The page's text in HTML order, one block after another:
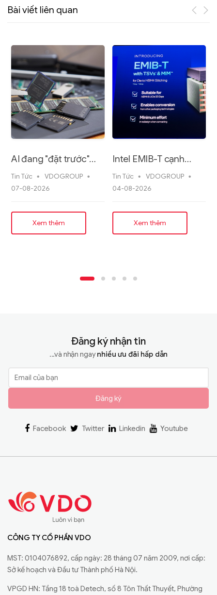
Bài viết liên quan
AI đang "đặt trước"
DRAM của năm 2027
Tin Tức
VDOGROUP
07-08-2026
Xem thêm
Intel EMIB-T cạnh
CoWoS của TSMC nhờ
lợi thế chi phí thấp hơn
xuất hàng loạt từ năm
Tin Tức
VDOGROUP
04-08-2026
Xem thêm
Đăng ký nhận tin
...và nhận ngaynhiều ưu đãi hấp dẫn
Đăng ký
Facebook Twitter Linkedin Youtube
CÔNG TY CỔ PHẦN VDO
MST: 0104076892, cấp ngày: 28 tháng 07 năm 2009, nơi cấp:
Sở kế hoạch và Đầu tư Thành phố Hà Nội.
VPGD HN: Tầng 18 toà Detech, số 8 Tôn Thất Thuyết, Phường